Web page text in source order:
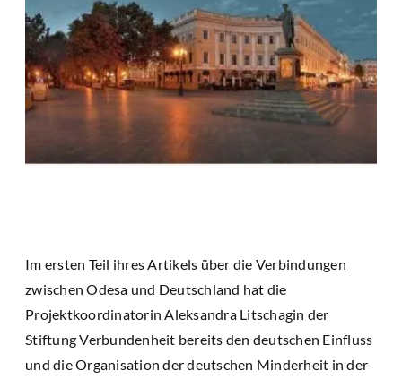
Im ersten Teil ihres Artikels über die Verbindungen
zwischen Odesa und Deutschland hat die
Projektkoordinatorin Aleksandra Litschagin der
Stiftung Verbundenheit bereits den deutschen Einfluss
und die Organisation der deutschen Minderheit in der